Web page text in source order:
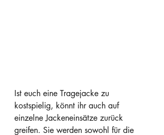
Ist euch eine Tragejacke zu
kostspielig, könnt ihr auch auf
einzelne Jackeneinsätze zurück
greifen. Sie werden sowohl für die